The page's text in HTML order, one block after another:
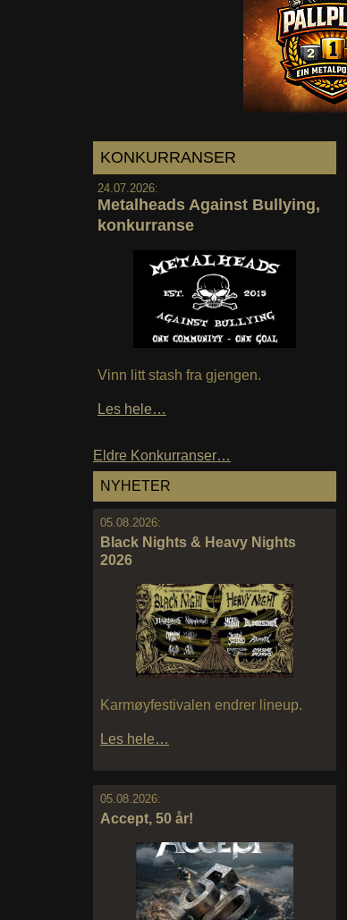
KONKURRANSER
24.07.2026:
Metalheads Against Bullying,
konkurranse
Vinn litt stash fra gjengen.
Les hele…
Eldre Konkurranser…
NYHETER
05.08.2026:
Black Nights & Heavy Nights
2026
Karmøyfestivalen endrer lineup.
Les hele…
05.08.2026:
Accept, 50 år!